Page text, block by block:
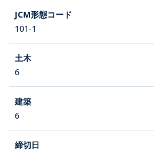
101-1
6
6